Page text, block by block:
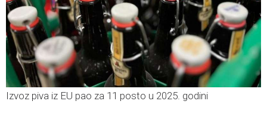
Izvoz piva iz EU pao za 11 posto u 2025. godini